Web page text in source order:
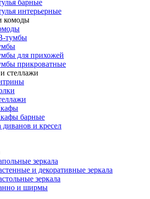
барные
интерьерные
комоды
тумбы
для прихожей
прикроватные
стеллажи
барные
зеркала
и декоративные зеркала
зеркала
и ширмы